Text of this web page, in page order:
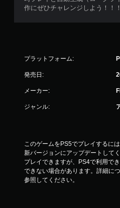
作にぜひチャレンジしよう！！！
プラットフォーム:
発売日:
メーカー:
ジャンル:
このゲームをPS5でプレイするに
新バージョンにアップデートして
プレイできますが、PS4で利用で
できない場合があります。詳細に
参照してください。